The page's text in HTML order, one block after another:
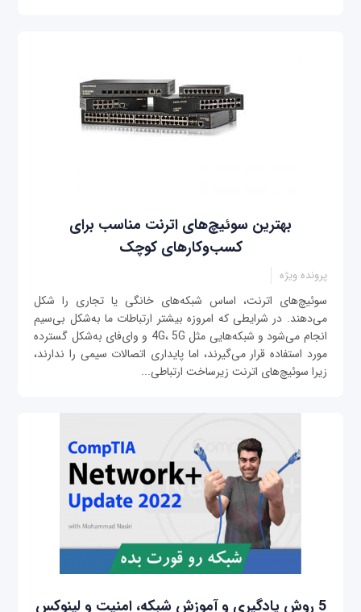
بهترین سوئیچ‌های اترنت مناسب برای
کسب‌وکارهای کوچک
پرونده ویژه
سوئیچ‌های اترنت، اساس شبکه‌های خانگی یا تجاری را شکل
می‌دهند. در شرایطی که امروزه بیشتر ارتباطات ما به‌شکل بی‌سیم
انجام می‌شود و شبکه‌هایی مثل 4G، 5G و وای‌فای به‌شکل گسترده
مورد استفاده قرار می‌گیرند، اما پایداری اتصالات سیمی را ندارند،
زیرا سوئیچ‌های اترنت زیرساخت ارتباطی...
5 روش یادگیری و آموزش شبکه، امنیت و لینوکس